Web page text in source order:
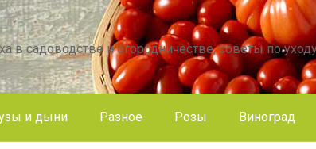
в садоводстве и огородничестве, советы по
и дыни Разное Розы Виноград